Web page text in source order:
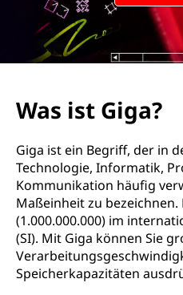
Was ist Giga?
Giga ist ein Begriff, der in
Technologie, Informatik,
Kommunikation häufig
Maßeinheit zu
(1.000.000.000) im
(SI). Mit Giga können Sie
Speicherkapazitäten